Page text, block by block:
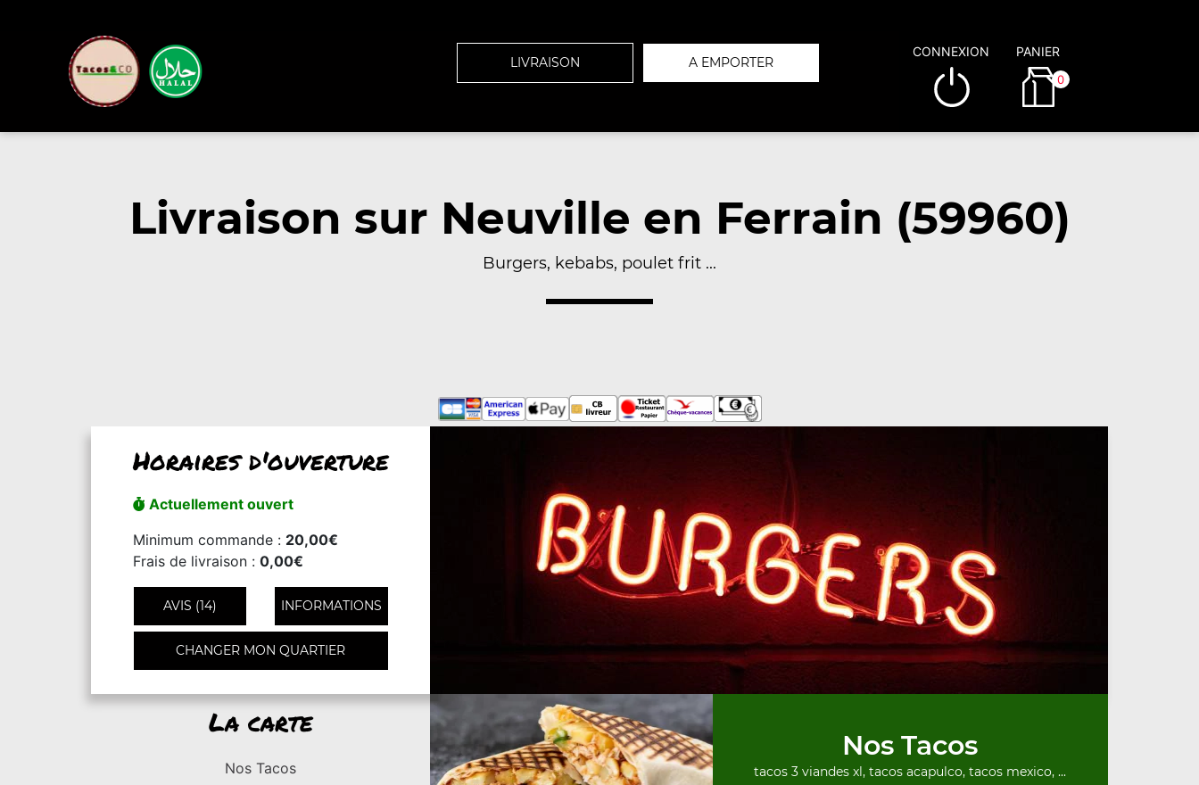
LIVRAISON A EMPORTER
CONNEXION PANIER
0
Livraison sur Neuville en Ferrain (59960)
Burgers, kebabs, poulet frit ...
Horaires d'ouverture
Actuellement ouvert
Minimum commande : 20,00€
Frais de livraison : 0,00€
AVIS (14) INFORMATIONS
CHANGER MON QUARTIER
La carte
Nos Tacos
Nos Tacos
tacos 3 viandes xl, tacos acapulco, tacos mexico, ...